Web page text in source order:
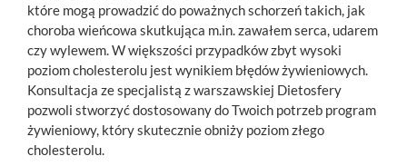
które mogą prowadzić do poważnych schorzeń takich, jak
choroba wieńcowa skutkująca m.in. zawałem serca, udarem
czy wylewem. W większości przypadków zbyt wysoki
poziom cholesterolu jest wynikiem błędów żywieniowych.
Konsultacja ze specjalistą z warszawskiej Dietosfery
pozwoli stworzyć dostosowany do Twoich potrzeb program
żywieniowy, który skutecznie obniży poziom złego
cholesterolu.